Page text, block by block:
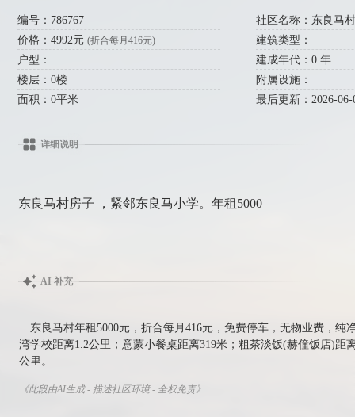
编号：786767
价格：4992元(折合每月416元)
户型：
楼层：0楼
面积：0平米
社区名称：东良马村
建筑类型：
建成年代：0 年
附属设施：
最后更新：2026-06-
详细说明
东良马村房子 ，紧邻东良马小学。年租5000
AI 补充
东良马村年租5000元，折合每月416元，免费停车，无物业费，
湾学校距离1.2公里；意蒙小餐桌距离319米；粗茶淡饭(赫僮饭店)距
公里。
《此段由AI生成 - 描述社区环境 - 全权免责》